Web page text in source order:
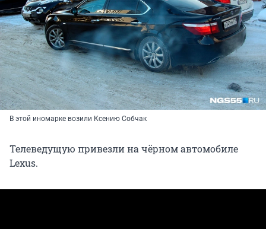
В этой иномарке возили Ксению Собчак
Телеведущую привезли на чёрном автомобиле
Lexus.